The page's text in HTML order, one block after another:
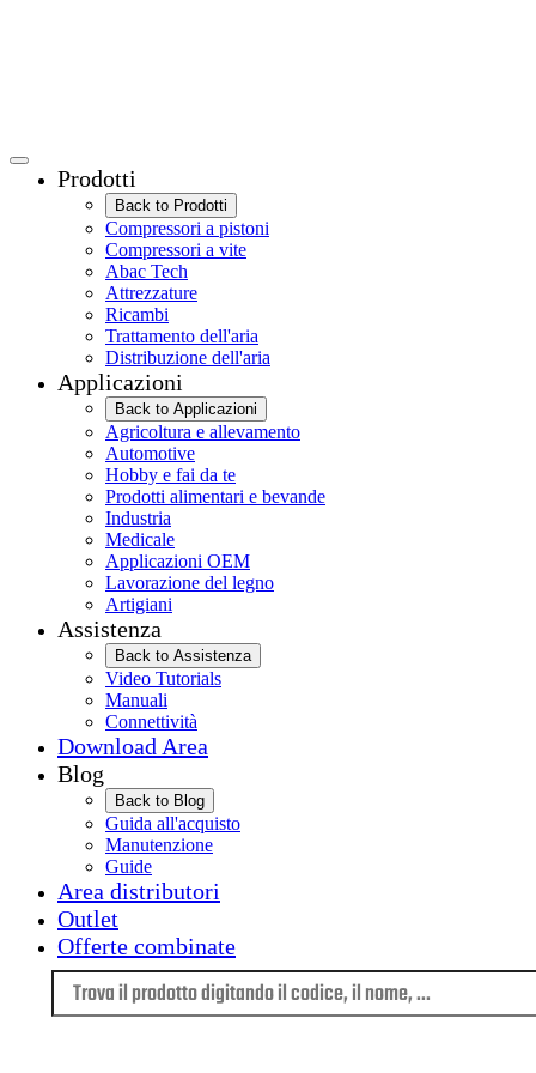
Prodotti
Back to Prodotti
Compressori a pistoni
Compressori a vite
Abac Tech
Attrezzature
Ricambi
Trattamento dell'aria
Distribuzione dell'aria
Applicazioni
Back to Applicazioni
Agricoltura e allevamento
Automotive
Hobby e fai da te
Prodotti alimentari e bevande
Industria
Medicale
Applicazioni OEM
Lavorazione del legno
Artigiani
Assistenza
Back to Assistenza
Video Tutorials
Manuali
Connettività
Download Area
Blog
Back to Blog
Guida all'acquisto
Manutenzione
Guide
Area distributori
Outlet
Offerte combinate